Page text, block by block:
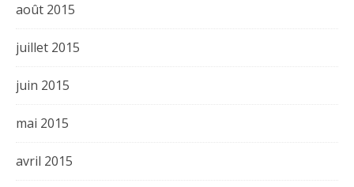
août 2015
juillet 2015
juin 2015
mai 2015
avril 2015